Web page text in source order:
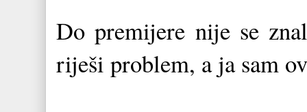
Do premijere nije se
riješi problem, a ja sam